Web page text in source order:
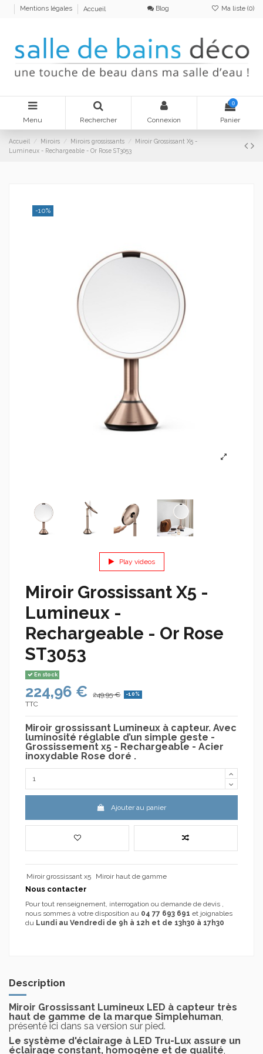
Mentions légales Accueil Blog Ma liste (0)
Menu Rechercher Connexion
0
Panier
Accueil Miroirs Miroirs grossissants
Miroir Grossissant X5 -
Lumineux - Rechargeable - Or Rose ST3053
-10%
Play videos
Miroir Grossissant X5 -
Lumineux -
Rechargeable - Or Rose
ST3053
En stock
224,96 € 249,95 € -10%
TTC
Miroir grossissant Lumineux à capteur. Avec
luminosité réglable d’un simple geste -
Grossissement x5 - Rechargeable - Acier
inoxydable Rose doré .
Ajouter au panier
Miroir grossissant x5 Miroir haut de gamme
Nous contacter
Pour tout renseignement, interrogation ou demande de devis ,
nous sommes à votre disposition au 04 77 693 691 et joignables
du Lundi au Vendredi de 9h à 12h et de 13h30 à 17h30
Description
Miroir Grossissant Lumineux LED à capteur très
haut de gamme de la marque Simplehuman
présenté ici dans sa version sur pied.
Le système d'éclairage à LED Tru-Lux assure un
éclairage constant, homogène et de qualité,